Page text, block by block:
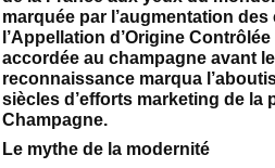
marquée par l’augmentation
l’Appellation d’Origine
accordée au champagne avant
reconnaissance marqua
siècles d’efforts marketing de la
Champagne.
Le mythe de la modernité